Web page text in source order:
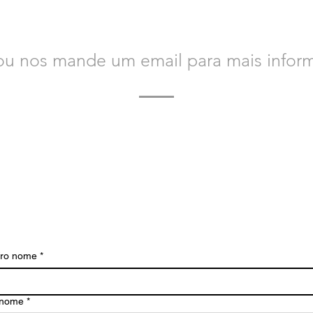
nos mande um email para mais
nome *
*